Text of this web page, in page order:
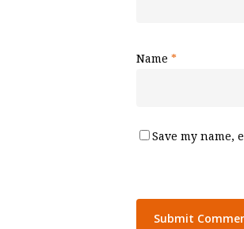
Name *
Save my name,